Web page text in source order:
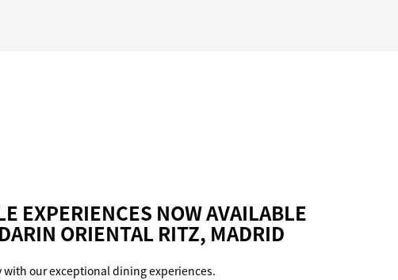
EXPERIENCES NOW AVAILABLE
ORIENTAL RITZ, MADRID
with our exceptional dining experiences.